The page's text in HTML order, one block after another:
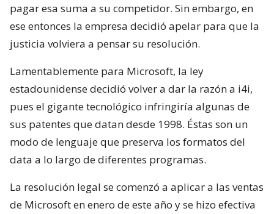
pagar esa suma a su competidor. Sin embargo, en
ese entonces la empresa decidió apelar para que la
justicia volviera a pensar su resolución.
Lamentablemente para Microsoft, la ley
estadounidense decidió volver a dar la razón a i4i,
pues el gigante tecnológico infringiría algunas de
sus patentes que datan desde 1998. Éstas son un
modo de lenguaje que preserva los formatos del
data a lo largo de diferentes programas.
La resolución legal se comenzó a aplicar a las ventas
de Microsoft en enero de este año y se hizo efectiva